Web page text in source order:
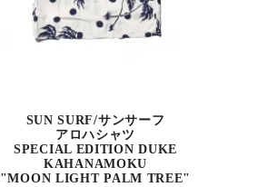
SUN SURF/サンサーフ
アロハシャツ
SPECIAL EDITION DUKE
KAHANAMOKU
"MOON LIGHT PALM TREE"